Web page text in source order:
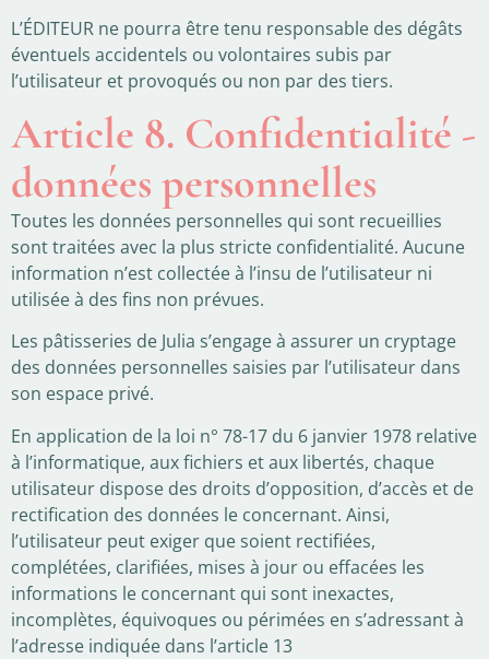
L’ÉDITEUR ne pourra être tenu responsable des dégâts
éventuels accidentels ou volontaires subis par
l’utilisateur et provoqués ou non par des tiers.
Article 8. Confidentialité -
données personnelles
Toutes les données personnelles qui sont recueillies
sont traitées avec la plus stricte confidentialité. Aucune
information n’est collectée à l’insu de l’utilisateur ni
utilisée à des fins non prévues.
Les pâtisseries de Julia s’engage à assurer un cryptage
des données personnelles saisies par l’utilisateur dans
son espace privé.
En application de la loi n° 78-17 du 6 janvier 1978 relative
à l’informatique, aux fichiers et aux libertés, chaque
utilisateur dispose des droits d’opposition, d’accès et de
rectification des données le concernant. Ainsi,
l’utilisateur peut exiger que soient rectifiées,
complétées, clarifiées, mises à jour ou effacées les
informations le concernant qui sont inexactes,
incomplètes, équivoques ou périmées en s’adressant à
l’adresse indiquée dans l’article 13